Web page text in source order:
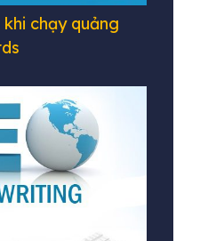
chạy quảng